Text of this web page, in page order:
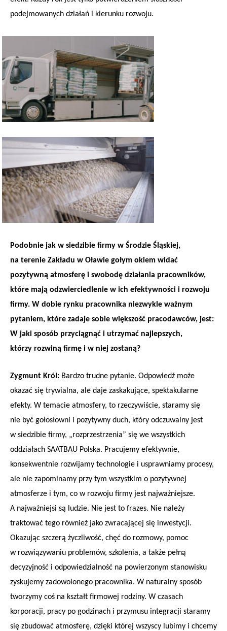
podejmowanych działań i kierunku rozwoju.
Podobnie jak w siedzibie firmy w Środzie Śląskiej,
na terenie Zakładu w Oławie gołym okiem widać
pozytywną atmosferę i swobodę działania pracowników,
które mają odzwierciedlenie w ich efektywności i rozwoju
firmy. W dobie rynku pracownika niezwykle ważnym
pytaniem, które zadaje sobie większość pracodawców, jest:
W jaki sposób przyciągnąć i utrzymać najlepszych,
którzy rozwiną firmę i w niej zostaną?
Zygmunt Król: Bardzo trudne pytanie. Odpowiedź może
okazać się trywialna, ale daje zaskakujące, spektakularne
efekty. W temacie atmosfery, to rzeczywiście, staramy się
nie być gołosłowni i pozytywny duch, który odczuwalny jest
w siedzibie firmy, „rozprzestrzenia” się we wszystkich
oddziałach SAATBAU Polska. Pracujemy efektywnie,
konsekwentnie rozwijamy technologie i usprawniamy procesy,
ale nie zapominamy przy tym wszystkim o pozytywnej
atmosferze i tym, co w rozwoju firmy jest najważniejsze.
A najważniejsi są ludzie. Nie jest to frazes. Nie należy
traktować tego również jako zwracającej się inwestycji.
Okazując szczerą życzliwość, chęć do rozmowy, pomoc
w rozwiązywaniu problemów, szkolenia, a także pełną
decyzyjność i odpowiedzialność na powierzonym stanowisku
zyskujemy zadowolonego pracownika. W naturalny sposób
tworzymy coś na kształt firmowej rodziny. W czasach
korporacji, pracy po godzinach i przymusu integracji staramy
się zbudować atmosferę, dzięki której wszyscy lubimy i chcemy